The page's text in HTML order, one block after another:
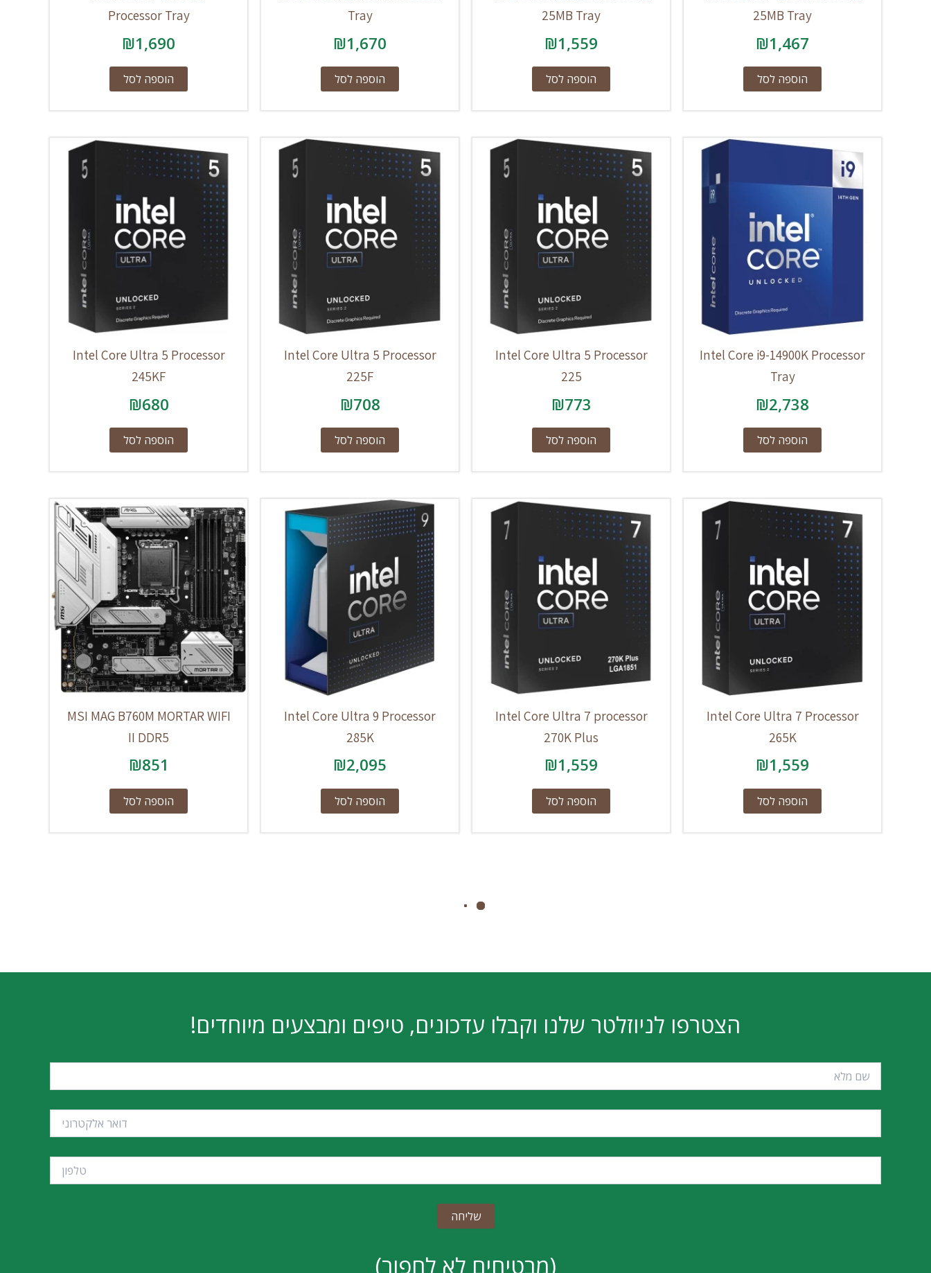
25MB Tray
₪1,467
הוספה לסל
25MB Tray
₪1,559
הוספה לסל
Tray
₪1,670
הוספה לסל
Processor Tray
₪1,690
הוספה לסל
Intel Core i9-14900K Processor
Tray
₪2,738
הוספה לסל
Intel Core Ultra 5 Processor
225
₪773
הוספה לסל
Intel Core Ultra 5 Processor
225F
₪708
הוספה לסל
Intel Core Ultra 5 Processor
245KF
₪680
הוספה לסל
Intel Core Ultra 7 Processor
265K
₪1,559
הוספה לסל
Intel Core Ultra 7 processor
270K Plus
₪1,559
הוספה לסל
Intel Core Ultra 9 Processor
285K
₪2,095
הוספה לסל
MSI MAG B760M MORTAR WIFI
II DDR5
₪851
הוספה לסל
MSI PRO B760M-A WIFI DDR5
₪628
הוספה לסל
₪458
הוספה לסל
₪510
הוספה לסל
₪785
הוספה לסל